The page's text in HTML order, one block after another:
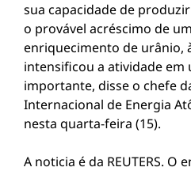
sua capacidade de
o provável acréscimo de
enriquecimento de urânio,
intensificou a atividade em
importante, disse o chefe
Internacional de Energia
nesta quarta-feira (15).
A noticia é da REUTERS. O